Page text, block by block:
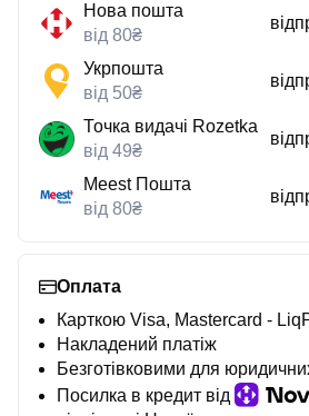
Нова пошта
від 80₴
Укрпошта
від 50₴
Точка видачі Rozetka
від 49₴
Meest Пошта
від 80₴
Оплата
Карткою Visa, Mastercard -
Накладений платіж
Безготівковими для
Посилка в кредит від